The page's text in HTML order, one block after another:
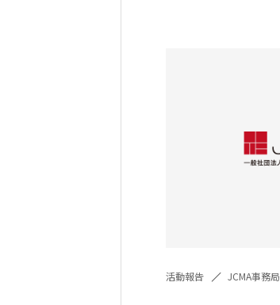
活動報告 JCMA事務局